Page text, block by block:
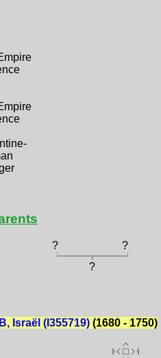
?
?
?
Israël (I355719)(1680 - 1750)